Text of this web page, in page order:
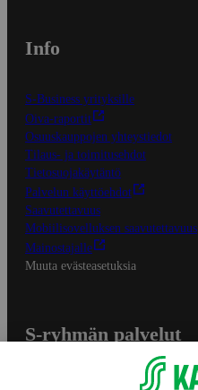
Info
S-Business yrityksille
Oiva-raportit
Osuuskauppojen yhteystiedot
Tilaus- ja toimitusehdot
Tietosuojakäytäntö
Palvelun käyttöehdot
Saavutettavuus
Mobiilisovelluksen saavutettavuus
Mainostajalle
Muuta evästeasetuksia
S-ryhmän palvelut